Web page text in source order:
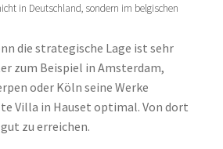
in Deutschland, sondern im belgischen
die strategische Lage ist sehr
zum Beispiel in Amsterdam,
oder Köln seine Werke
Villa in Hauset optimal. Von dort
zu erreichen.